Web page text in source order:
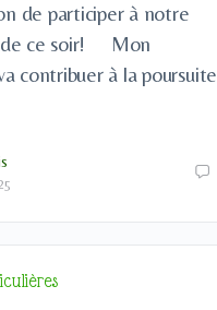
de participer à notre
de ce soir! Mon
contribuer à la poursuite